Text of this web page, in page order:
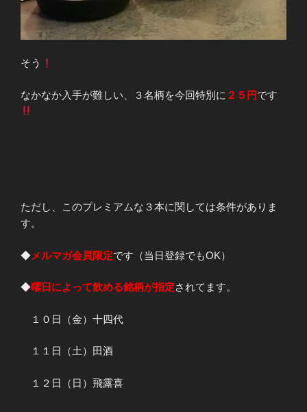
そう
なかなか入手が難しい、３名柄を今回特別に ２５円です
ただし、このプレミアムな３本に関しては条件がありま
す。
◆メルマガ会員限定です（当日登録でもOK）
◆曜日によって飲める銘柄が指定されてます。
１０日（金）十四代
１１日（土）田酒
１２日（日）飛露喜